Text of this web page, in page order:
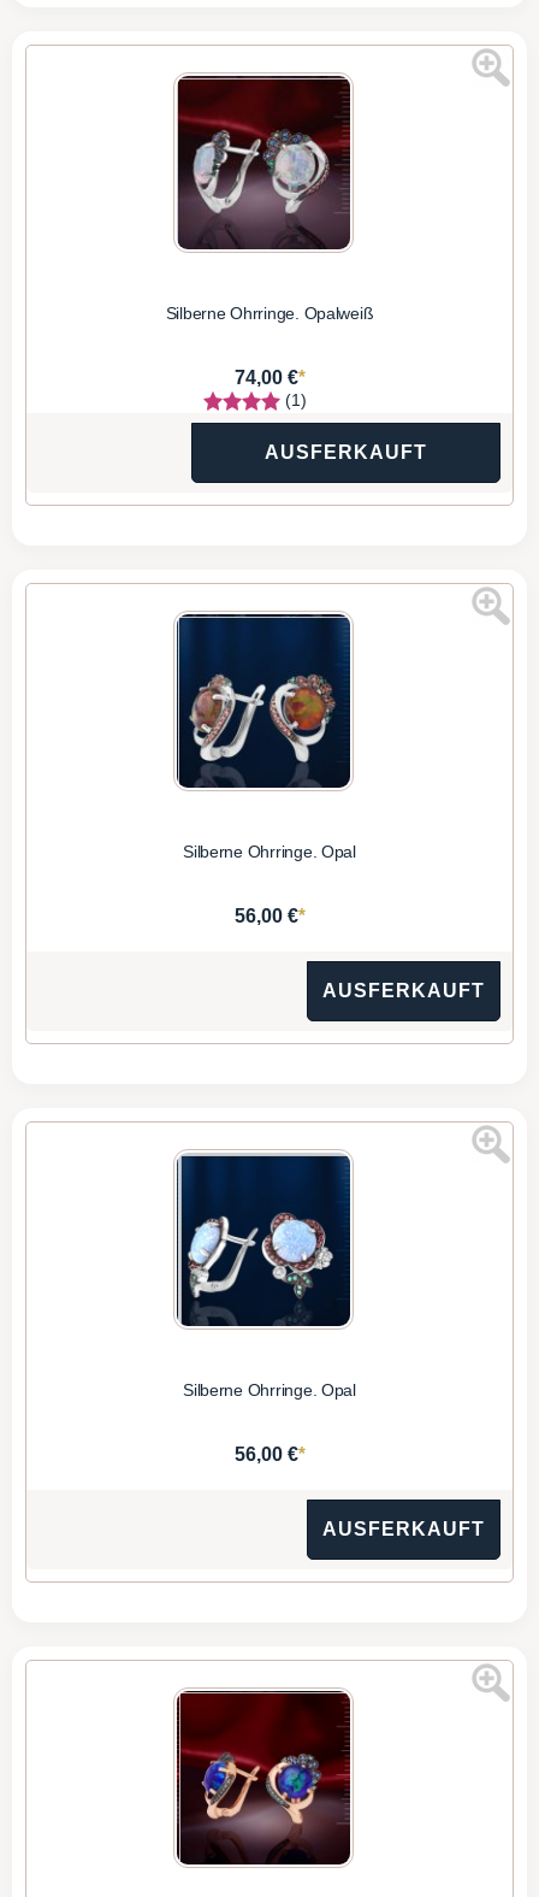
Silberne Ohrringe. Opalweiß
74,00 €*
(1)
AUSFERKAUFT
Silberne Ohrringe. Opal
56,00 €*
AUSFERKAUFT
Silberne Ohrringe. Opal
56,00 €*
AUSFERKAUFT